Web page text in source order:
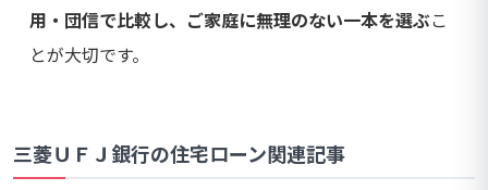
用・団信で比較し、ご家庭に無理のない一本を選ぶこ
とが大切です。
三菱ＵＦＪ銀行の住宅ローン関連記事